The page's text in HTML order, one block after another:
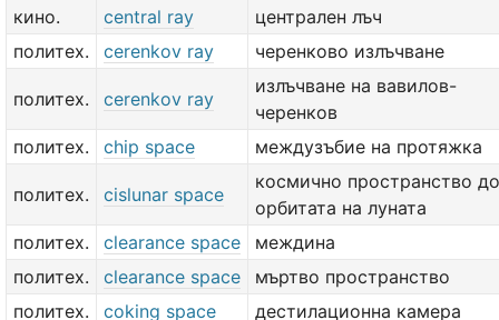
кино.
central ray
централен лъч
политех.
cerenkov ray черенково излъчване
политех. cerenkov ray
излъчване на вавилов-
черенков
политех.
chip space междузъбие на протяжка
политех. cislunar space
космично пространство до
орбитата на луната
политех.
clearance space
междина
политех.
clearance space
мъртво пространство
политех.
coking space дестилационна камера